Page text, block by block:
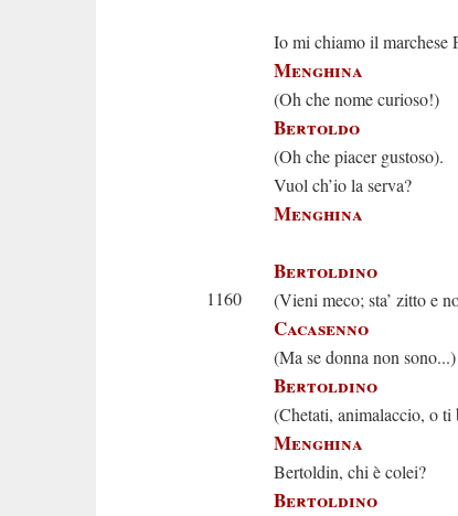
Or ve
Io mi chiamo il marchese
Menghina
(Oh che nome curioso!)
Bertoldo
(Oh che piacer gustoso).
Vuol ch’io la serva?
Menghina
Lei puol
Bertoldino
1160 (Vieni meco; sta’ zitto e
Cacasenno
(Ma se donna non sono...)
Bertoldino
(Chetati, animalaccio, o ti
Menghina
Bertoldin, chi è colei?
Bertoldino